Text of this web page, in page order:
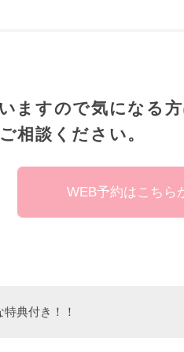
ますので気になる
相談ください。
WEB予約はこちら
典付き！！